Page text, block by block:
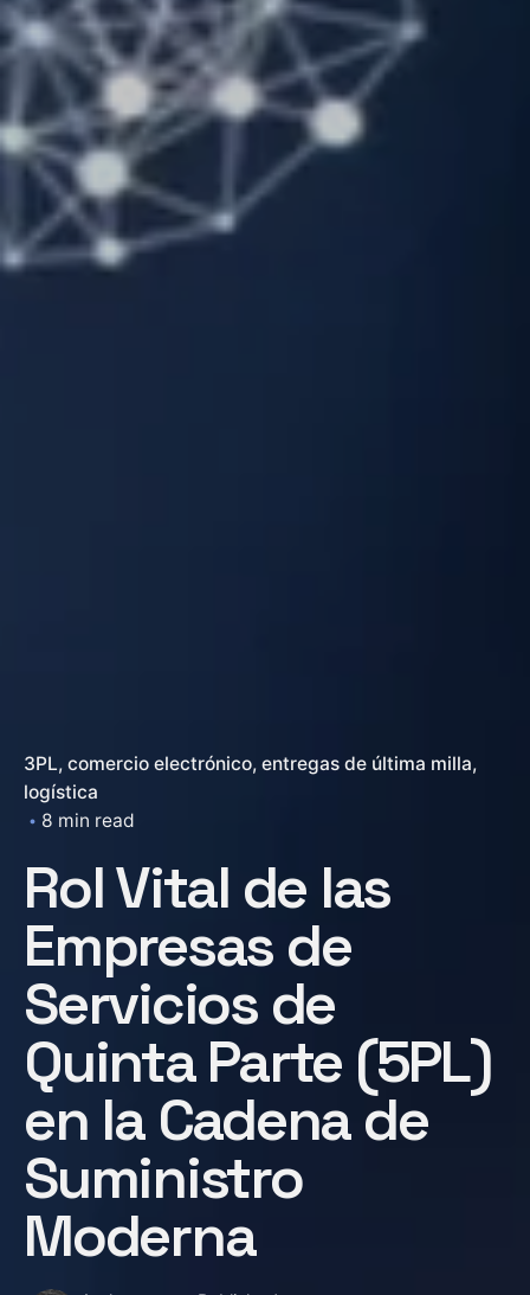
3PL comercio electrónico entregas de última milla
logística
8 min read
Rol Vital de las
Empresas de
Servicios de
Quinta Parte (5PL)
en la Cadena de
Suministro
Moderna